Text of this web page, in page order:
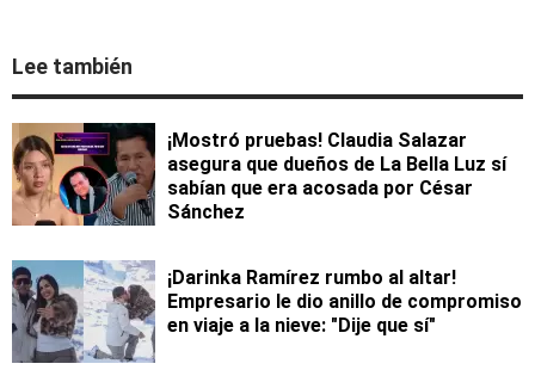
Lee también
¡Mostró pruebas! Claudia Salazar
asegura que dueños de La Bella Luz sí
sabían que era acosada por César
Sánchez
¡Darinka Ramírez rumbo al altar!
Empresario le dio anillo de compromiso
en viaje a la nieve: "Dije que sí"